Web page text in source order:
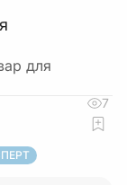
для
7